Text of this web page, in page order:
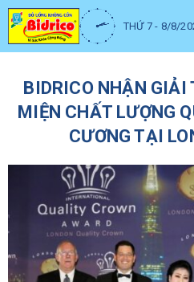
THỨ 7 - 8/8/
BIDRICO NHẬN GIẢI
MIỆN CHẤT LƯỢNG
CƯƠNG TẠI